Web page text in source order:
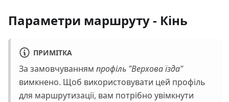
Параметри маршруту - Кінь
ПРИМІТКА
За замовчуванням профіль "Верхова їзда"
вимкнено. Щоб використовувати цей профіль
для маршрутизації, вам потрібно увімкнути